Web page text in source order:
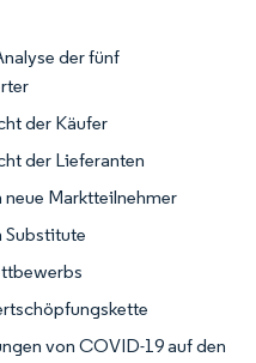
der fünf
der Käufer
der Lieferanten
Marktteilnehmer
Substitute
von COVID-19 auf den